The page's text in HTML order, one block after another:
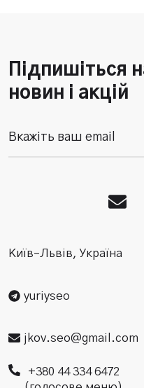
Підпишіться
новин і акцій
Київ–Львів, Україна
yuriyseo
jkov.seo@gmail.com
+380 44 334 6472